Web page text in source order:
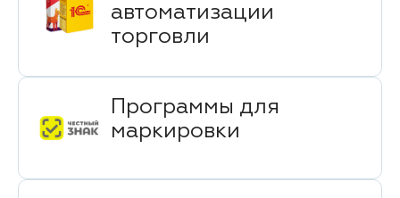
автоматизации
торговли
Программы для
маркировки